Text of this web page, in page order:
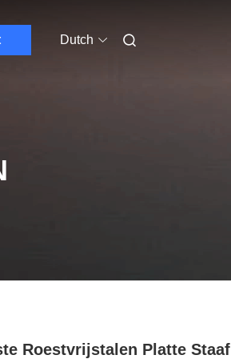
Dutch
Roestvrijstalen Platte Staaf